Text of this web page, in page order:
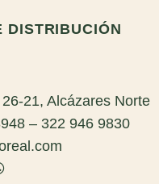
DISTRIBUCIÓN
21, Alcázares Norte
– 322 946 9830